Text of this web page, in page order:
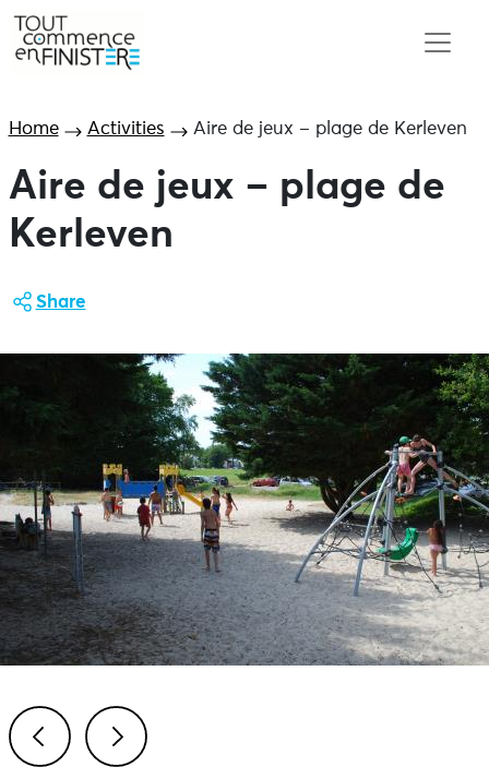
Home Activities Aire de jeux – plage de Kerleven
Aire de jeux – plage de
Kerleven
Share